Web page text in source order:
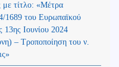
με τίτλο: «Μέτρα
1689 του Ευρωπαϊκού
13ης Ιουνίου 2024
– Τροποποίηση του ν.